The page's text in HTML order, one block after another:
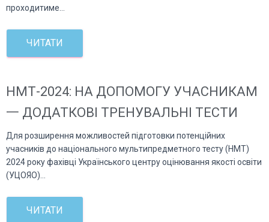
проходитиме…
ЧИТАТИ
НМТ-2024: НА ДОПОМОГУ УЧАСНИКАМ
一 ДОДАТКОВІ ТРЕНУВАЛЬНІ ТЕСТИ
Для розширення можливостей підготовки потенційних
учасників до національного мультипредметного тесту (НМТ)
2024 року фахівці Українського центру оцінювання якості освіти
(УЦОЯО)…
ЧИТАТИ